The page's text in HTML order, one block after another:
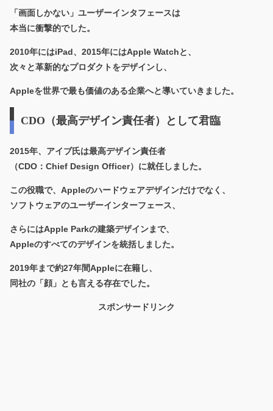
「画面しかない」ユーザーインタフェースは
本当に衝撃的でした。
2010年にはiPad、2015年にはApple Watchと、
次々と革新的なプロダクトをデザインし、
Appleを世界で最も価値のある企業へと導いていきました。
CDO（最高デザイン責任者）として君臨
2015年、アイブ氏は最高デザイン責任者
（CDO：Chief Design Officer） に就任しました。
この役職で、Appleのハードウェアデザインだけでなく、
ソフトウェアのユーザーインターフェース、
さらにはApple Parkの建築デザインまで、
Appleのすべてのデザインを統括しました。
2019年まで約27年間Appleに在籍し、
同社の「顔」とも言える存在でした。
スポンサードリンク